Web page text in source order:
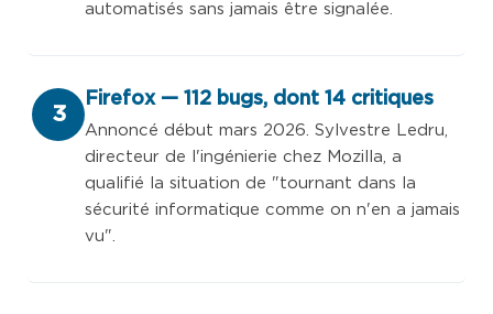
automatisés sans jamais être signalée.
3
Firefox — 112 bugs, dont 14 critiques
Annoncé début mars 2026. Sylvestre Ledru,
directeur de l'ingénierie chez Mozilla, a
qualifié la situation de "tournant dans la
sécurité informatique comme on n'en a jamais
vu".